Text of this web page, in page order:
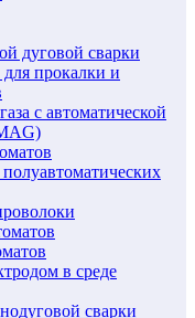
дуговой сварки
прокалки и
с автоматической
в среде
сварки